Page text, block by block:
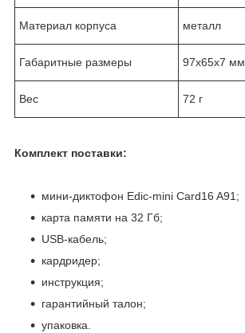
Материал корпуса металл
Габаритные размеры 97x65x7 мм
Вес 72 г
Комплект поставки:
мини-диктофон Edic-mini Card16 A91;
карта памяти на 32 Гб;
USB-кабель;
кардридер;
инструкция;
гарантийный талон;
упаковка.